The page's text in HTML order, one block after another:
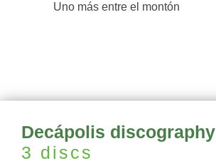
Uno más entre el montón
Decápolis discography
3 discs